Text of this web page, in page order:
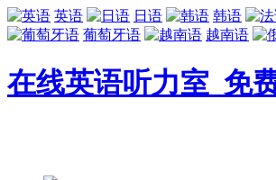
英语 日语 韩语
葡萄牙语
越南语
在线英语听力室_免